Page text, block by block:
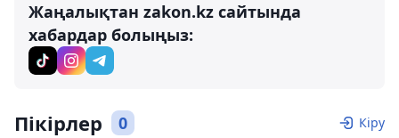
Жаңалықтан zakon.kz сайтында
хабардар болыңыз:
Пікірлер 0 Кіру